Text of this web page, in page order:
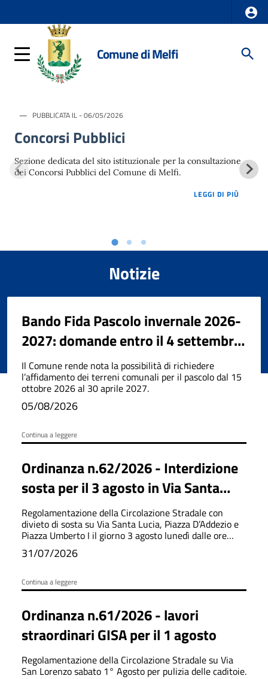
Comune di Melfi
PUBBLICATA IL - 06/05/2026
Concorsi Pubblici
Sezione dedicata del sito istituzionale per la consultazione
dei Concorsi Pubblici del Comune di Melfi.
LEGGI DI PIÙ
Notizie
Bando Fida Pascolo invernale 2026-
2027: domande entro il 4 settembre
2026
Il Comune rende nota la possibilità di richiedere
l’affidamento dei terreni comunali per il pascolo dal 15
ottobre 2026 al 30 aprile 2027.
05/08/2026
Continua a leggere
Ordinanza n.62/2026 - Interdizione
sosta per il 3 agosto in Via Santa
Lucia, Piazza D'Addezio e Piazza
Umberto I
Regolamentazione della Circolazione Stradale con
divieto di sosta su Via Santa Lucia, Piazza D’Addezio e
Piazza Umberto I il giorno 3 agosto lunedì dalle ore
6:00 fino ad ultimazione dei lavori.
31/07/2026
Continua a leggere
Ordinanza n.61/2026 - lavori
straordinari GISA per il 1 agosto
Regolamentazione della Circolazione Stradale su Via
San Lorenzo sabato 1° Agosto per pulizia delle caditoie.